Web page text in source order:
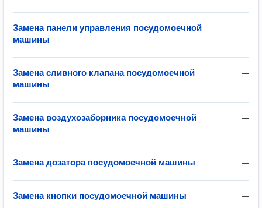
—
Замена панели управления посудомоечной
машины
—
Замена сливного клапана посудомоечной
машины
—
Замена воздухозаборника посудомоечной
машины
—
Замена дозатора посудомоечной машины
—
Замена кнопки посудомоечной машины